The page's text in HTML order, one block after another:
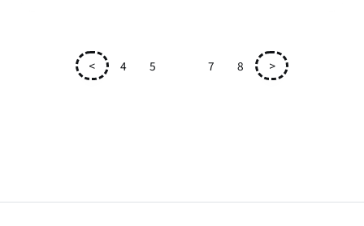
< 4 5 7 8 >